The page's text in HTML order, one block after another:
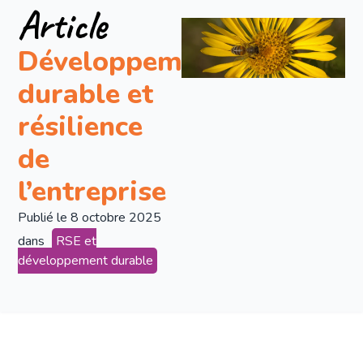
Article
Développement
durable et
résilience
de
l’entreprise
Publié le 8 octobre 2025
dans
RSE et
développement durable